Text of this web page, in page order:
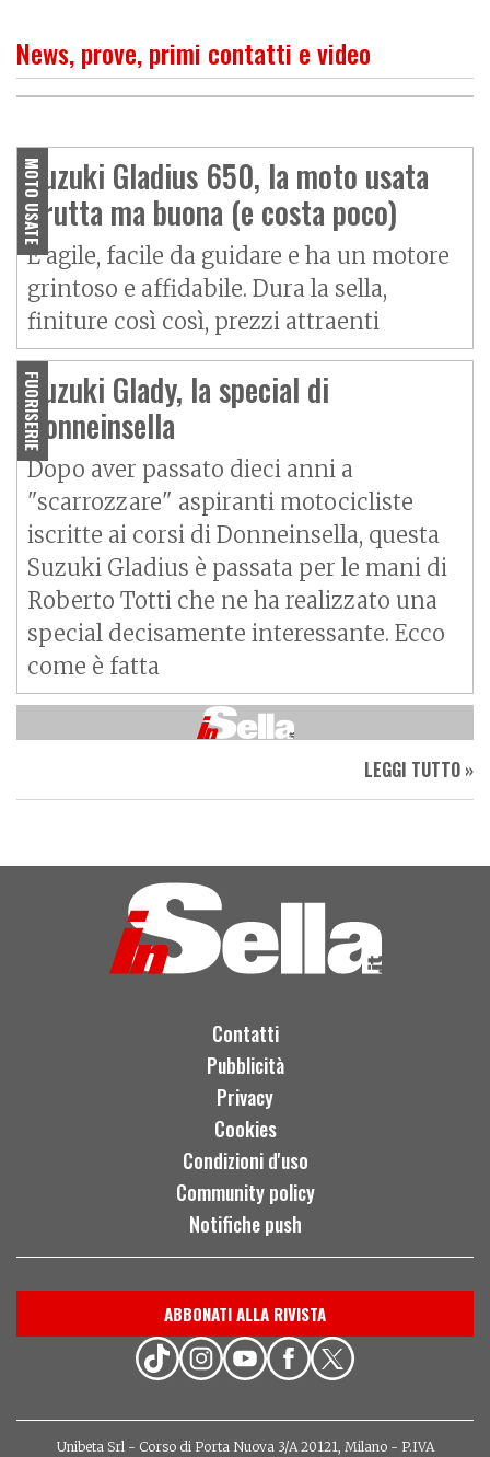
News, prove, primi contatti e video
La naked per cominciare
MOTO USATE
Suzuki Gladius 650, la moto usata
brutta ma buona (e costa poco)
È agile, facile da guidare e ha un motore
grintoso e affidabile. Dura la sella,
finiture così così, prezzi attraenti
FUORISERIE
Suzuki Glady, la special di
Donneinsella
Dopo aver passato dieci anni a
"scarrozzare" aspiranti motocicliste
iscritte ai corsi di Donneinsella, questa
Suzuki Gladius è passata per le mani di
Roberto Totti che ne ha realizzato una
special decisamente interessante. Ecco
come è fatta
LEGGI TUTTO »
Contatti
Pubblicità
Privacy
Cookies
Condizioni d'uso
Community policy
Notifiche push
ABBONATI ALLA RIVISTA
Unibeta Srl - Corso di Porta Nuova 3/A 20121, Milano - P.IVA